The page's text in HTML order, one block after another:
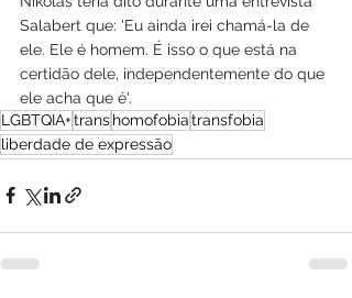
Salabert que: 'Eu ainda irei chamá-la de
ele. Ele é homem. É isso o que está na
certidão dele, independentemente do que
ele acha que é'.
LGBTQIA+transhomofobiatransfobia
liberdade de expressão